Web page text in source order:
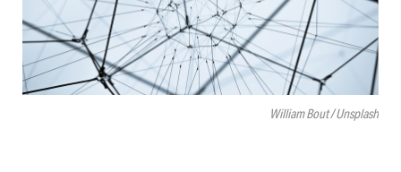
William Bout / Unsplash